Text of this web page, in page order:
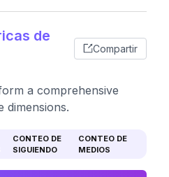
de
Compartir
a comprehensive
dimensions.
CONTEO DE
SIGUIENDO
CONTEO DE
MEDIOS